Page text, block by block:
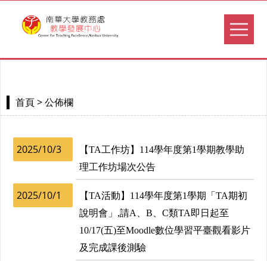
首頁 > 公佈欄
2025/10/3
【TA工作坊】114學年度第1學期教學助
理工作坊場次公告
2025/10/1
【TA活動】114學年度第1學期「TA期初
說明會」,請A、B、C類TA即日起至
10/17(五)至Moodle數位學習平臺觀看影片
及完成課後測驗